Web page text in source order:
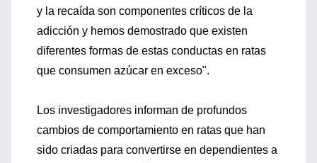
y la recaída son componentes críticos de la
adicción y hemos demostrado que existen
diferentes formas de estas conductas en ratas
que consumen azúcar en exceso".
Los investigadores informan de profundos
cambios de comportamiento en ratas que han
sido criadas para convertirse en dependientes a